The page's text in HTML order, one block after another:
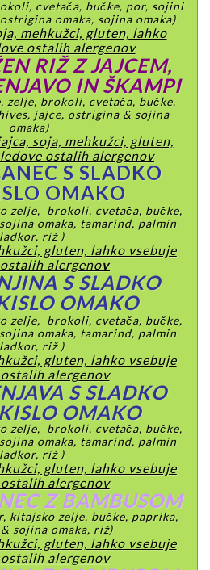
cvetača, bučke, por, sojini
omaka, sojina omaka)
mehkužci, gluten, lahko
ostalih alergenov
RIŽ Z JAJCEM,
IN ŠKAMPI
zelje, brokoli, cvetača, bučke,
jajce, ostrigina & sojina
omaka)
soja, mehkužci, gluten,
ostalih alergenov
S SLADKO
OMAKO
zelje, brokoli, cvetača, bučke,
omaka, tamarind, palmin
riž )
gluten, lahko vsebuje
alergenov
S SLADKO
OMAKO
zelje, brokoli, cvetača, bučke,
omaka, tamarind, palmin
riž )
gluten, lahko vsebuje
alergenov
S SLADKO
KISLO OMAKO
zelje, brokoli, cvetača, bučke,
omaka, tamarind, palmin
riž )
gluten, lahko vsebuje
alergenov
Z BAMBUSOM
kitajsko zelje, bučke, paprika,
sojina omaka, riž)
gluten, lahko vsebuje
alergenov